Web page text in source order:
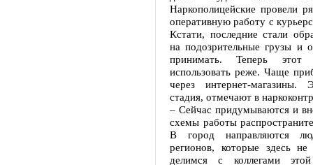
Наркополицейские провели
оперативную работу с
Кстати, последние стали
на подозрительные грузы и
принимать. Теперь этот
использовать реже. Чаще
через интернет-магазины.
стадия, отмечают в
– Сейчас придумываются и
схемы работы
В город направляются
регионов, которые здесь
делимся с коллегами